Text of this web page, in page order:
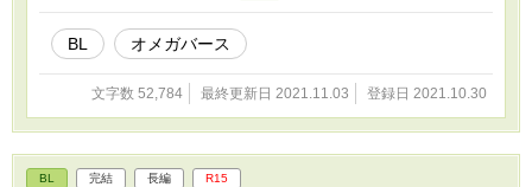
BL オメガバース
文字数 52,784 最終更新日 2021.11.03 登録日 2021.10.30
BL 完結 長編 R15